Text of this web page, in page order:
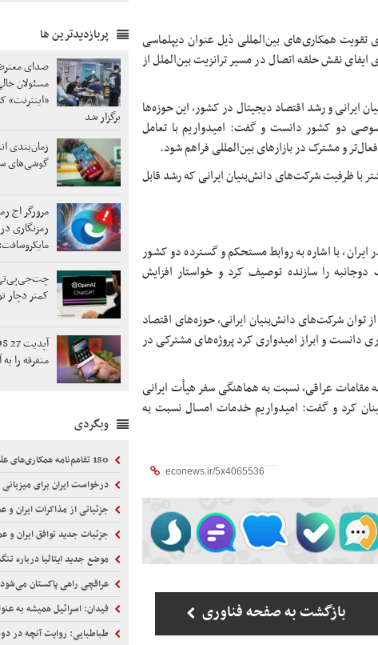
تقویت همکاری‌های بین‌المللی ذیل عنوان دیپلماسی
نقش حلقه اتصال در مسیر ترانزیت بین‌الملل از
و رشد اقتصاد دیجیتال در کشور، این حوزه‌ها
دو کشور دانست و گفت: امیدواریم با تعامل
و مشترک در بازارهای بین‌المللی فراهم شود.
با ظرفیت شرکت‌های دانش‌بنیان ایرانی که رشد قابل
با اشاره به روابط مستحکم و گسترده دو کشور
دوجانبه را سازنده توصیف کرد و خواستار افزایش
از توان شرکت‌های دانش‌بنیان ایرانی، حوزه‌های اقتصاد
دانست و ابراز امیدواری کرد پروژه‌های مشترکی در
مقامات عراقی، نسبت به هماهنگی سفر هیأت ایرانی
کرد و گفت: امیدواریم خدمات امسال نسبت به
بازگشت به صفحه فناوری
پربازدیدترین ها
صدای
مسئولان
«اینترنت»
برگزار شد
گوشی‌های
مرورگر اج
رمزنگاری
چت‌جی‌پی‌تی
کمتر دچار
متفرقه را
وبگردی
درخواست ایران برای میزبانی از جام
جزئیاتی از مذاکرات ایران و عمان/ المیادین: ایران تاکید دارد
جزئیات جدید توافق ایران و
موضع جدید ایتالیا درباره
عراقچی راهی پاکستان می‌شود؛
فیدان: اسرائیل همیشه به
طباطبایی: روایت آنچه در دوسال گذشته